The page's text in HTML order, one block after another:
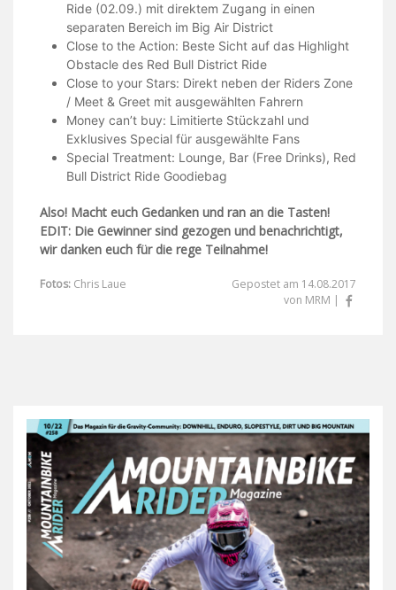
Ride (02.09.) mit direktem Zugang in einen
separaten Bereich im Big Air District
Close to the Action: Beste Sicht auf das Highlight
Obstacle des Red Bull District Ride
Close to your Stars: Direkt neben der Riders Zone
/ Meet & Greet mit ausgewählten Fahrern
Money can’t buy: Limitierte Stückzahl und
Exklusives Special für ausgewählte Fans
Special Treatment: Lounge, Bar (Free Drinks), Red
Bull District Ride Goodiebag
Also! Macht euch Gedanken und ran an die Tasten!
EDIT: Die Gewinner sind gezogen und benachrichtigt,
wir danken euch für die rege Teilnahme!
Fotos: Chris Laue
Gepostet am 14.08.2017
von MRM |